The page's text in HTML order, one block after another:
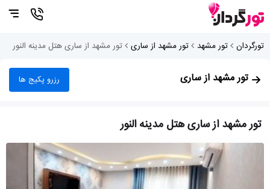
تورگردان تور مشهد تور مشهد از ساری تور مشهد از ساری هتل مدینه النور
تور مشهد از ساری رزرو پکیج ها
تور مشهد از ساری هتل مدینه النور